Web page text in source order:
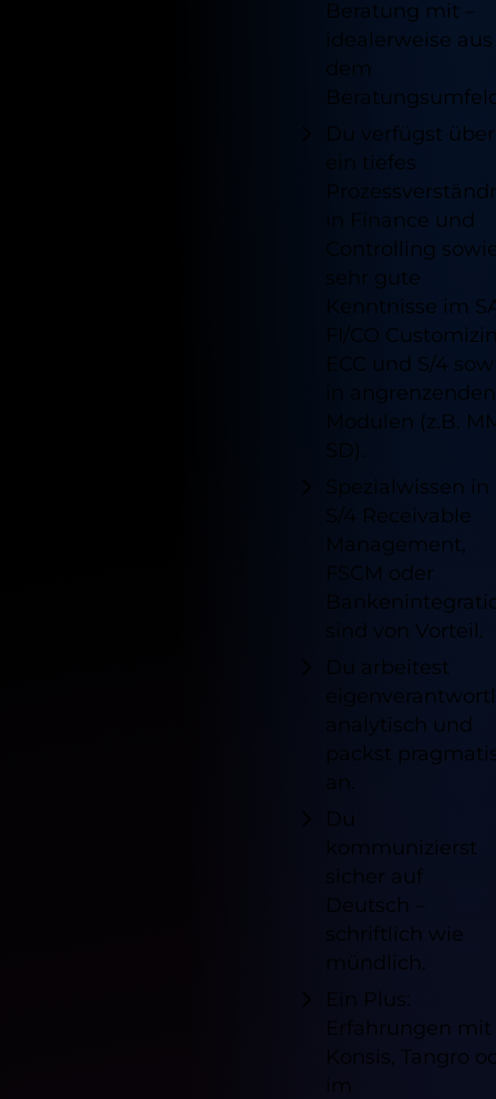
Beratung mit –
idealerweise aus
dem
Du verfügst über
ein tiefes
in Finance und
Controlling
sehr gute
Kenntnisse im
FI/CO
ECC und S/4
in angrenzenden
Modulen (z.B.
SD).
Spezialwissen in
S/4 Receivable
Management,
FSCM oder
sind von Vorteil.
Du arbeitest
analytisch und
packst
an.
Du
kommunizierst
sicher auf
Deutsch –
schriftlich wie
mündlich.
Ein Plus:
Erfahrungen mit
Konsis, Tangro
im